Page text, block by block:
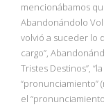
mencionábamos
Abandonándolo
volvió a suceder lo
cargo”,
Tristes Destinos”,
“pronunciamiento”
el